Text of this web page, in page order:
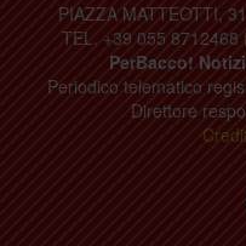
PIAZZA MATTEOTTI,
TEL. +39 055 8712468
PerBacco!
Periodico telematico
Direttore